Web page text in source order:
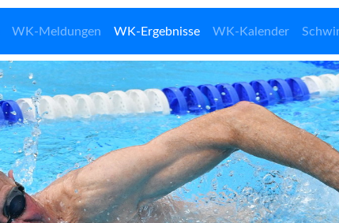
WK-Meldungen WK-Ergebnisse WK-Kalender